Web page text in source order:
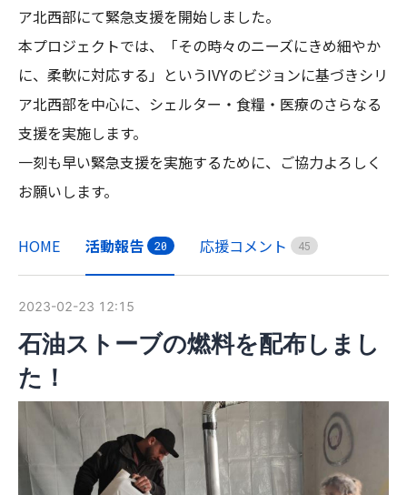
ア北西部にて緊急支援を開始しました。
本プロジェクトでは、「その時々のニーズにきめ細やか
に、柔軟に対応する」というIVYのビジョンに基づきシリ
ア北西部を中心に、シェルター・食糧・医療のさらなる
支援を実施します。
一刻も早い緊急支援を実施するために、ご協力よろしく
HOME 活動報告 20 応援コメント 45
2023-02-23 12:15
石油ストーブの燃料を配布しまし
た！